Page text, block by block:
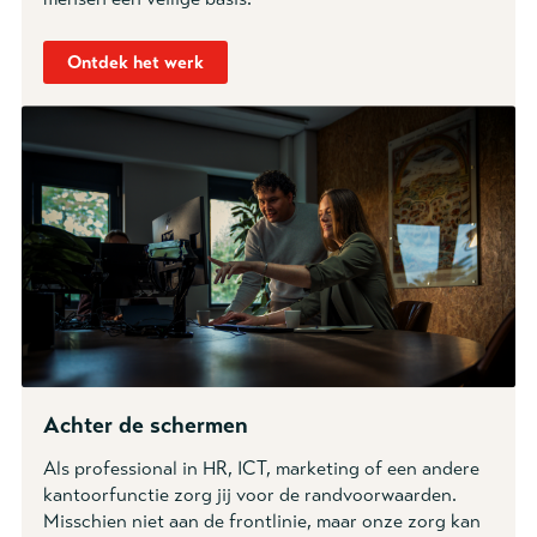
Ontdek het werk
Achter de schermen
Als professional in HR, ICT, marketing of een andere
kantoorfunctie zorg jij voor de randvoorwaarden.
Misschien niet aan de frontlinie, maar onze zorg kan